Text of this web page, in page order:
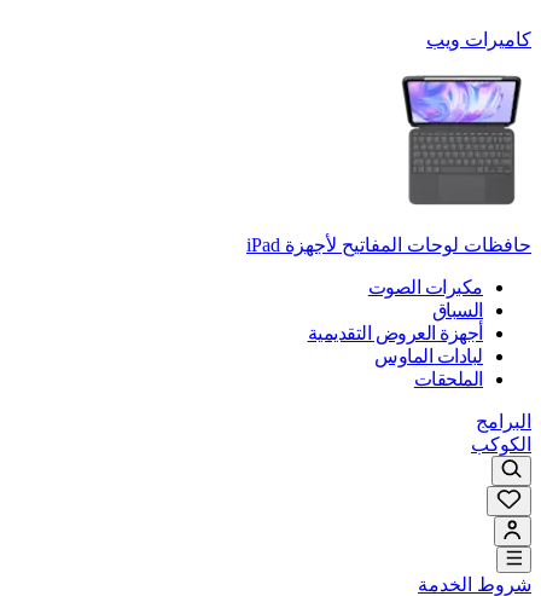
كاميرات ويب
حافظات لوحات المفاتيح لأجهزة ‏iPad
مكبرات الصوت
السباق
أجهزة العروض التقديمية
لبادات الماوس
الملحقات
البرامج
الكوكب
شروط الخدمة